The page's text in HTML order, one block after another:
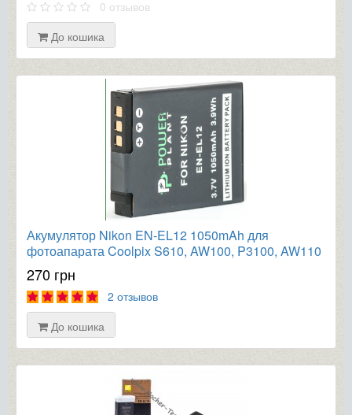
0 отзывов
До кошика
Акумулятор Nikon EN-EL12 1050mAh для
фотоапарата Coolpix S610, AW100, P3100, AW110
270 грн
2 отзывов
До кошика